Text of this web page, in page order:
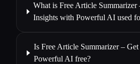
What is Free Article Summarizer
Insights with Powerful AI used
Is Free Article Summarizer –
Powerful AI free?